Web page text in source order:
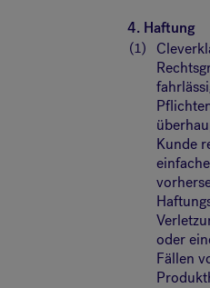
4. Haftung
(1)
Kunde
oder
Fällen